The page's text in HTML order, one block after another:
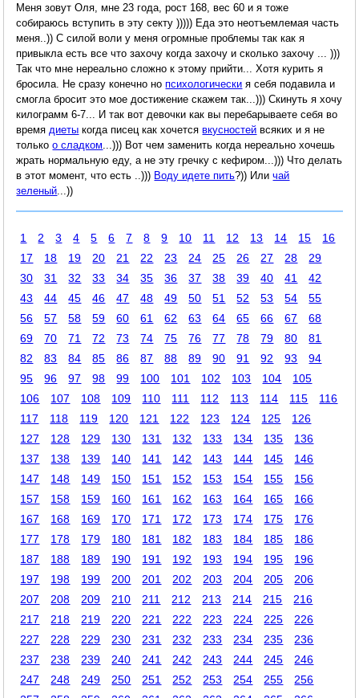
Меня зовут Оля, мне 23 года, рост 168, вес 60 и я тоже
собираюсь вступить в эту секту ))))) Еда это неотъемлемая часть
меня..)) С силой воли у меня огромные проблемы так как я
привыкла есть все что захочу когда захочу и сколько захочу ... )))
Так что мне нереально сложно к этому прийти... Хотя курить я
бросила. Не сразу конечно нопсихологически я себя подавила и
смогла бросит это мое достижение скажем так...))) Скинуть я хочу
килограмм 6-7... И так вот девочки как вы перебарываете себя во
время диеты когда писец как хочетсявкусностей всяких и я не
толькоо сладком ...))) Вот чем заменить когда нереально хочешь
жрать нормальную еду, а не эту гречку с кефиром...))) Что делать
в этот момент, что есть ..))) Воду идете пить?)) Иличай
зеленый ...))
1 2 3 4 5 6 7 8 9 10 11 12 13 14 15
16
17
18 19 20 21 22 23 24 25 26 27 28
29
30
31 32 33 34 35 36 37 38 39 40 41
42
43
44 45 46 47 48 49 50 51 52 53 54
55
56
57 58 59 60 61 62 63 64 65 66 67
68
69
70 71 72 73 74 75 76 77 78 79 80
81
82
83 84 85 86 87 88 89 90 91 92 93
94
95
96 97 98 99 100 101 102 103 104
105
106
107 108 109 110 111 112 113 114 115
116
117
118 119 120 121 122 123 124 125
126
127
128 129 130 131 132 133 134 135
136
137
138 139 140 141 142 143 144 145
146
147
148 149 150 151 152 153 154 155
156
157
158 159 160 161 162 163 164 165
166
167
168 169 170 171 172 173 174 175
176
177
178 179 180 181 182 183 184 185
186
187
188 189 190 191 192 193 194 195
196
197
198 199 200 201 202 203 204 205
206
207
208 209 210 211 212 213 214 215
216
217
218 219 220 221 222 223 224 225
226
227
228 229 230 231 232 233 234 235
236
237
238 239 240 241 242 243 244 245
246
247
248 249 250 251 252 253 254 255
256